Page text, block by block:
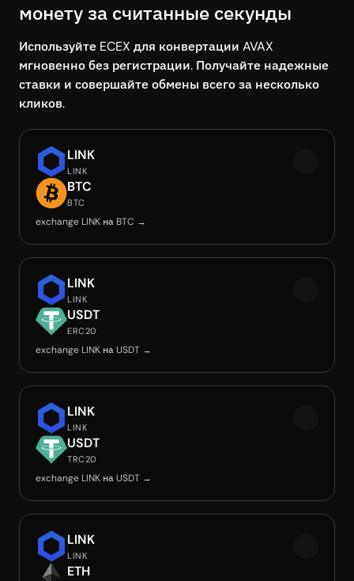
монету за считанные секунды
Используйте ECEX для конвертации AVAX
мгновенно без регистрации. Получайте надежные
ставки и совершайте обмены всего за несколько
кликов.
LINK
LINK
BTC
BTC
exchange LINK на BTC →
LINK
LINK
USDT
ERC20
exchange LINK на USDT →
LINK
LINK
USDT
TRC20
exchange LINK на USDT →
LINK
LINK
ETH